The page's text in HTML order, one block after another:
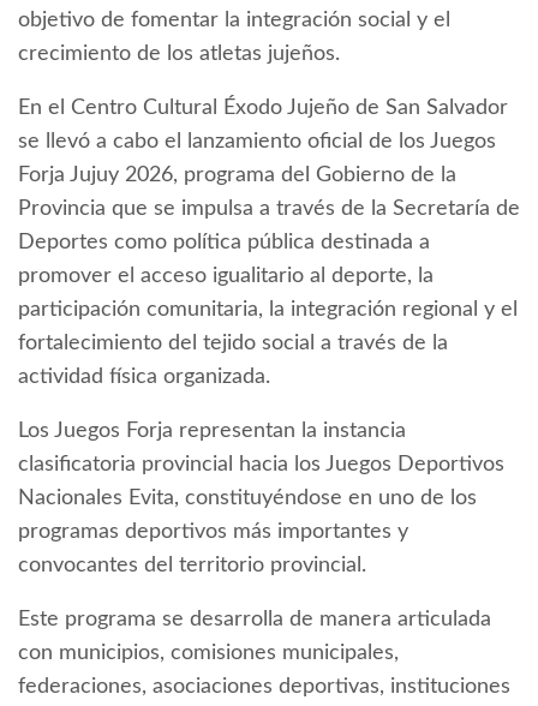
objetivo de fomentar la integración social y el
crecimiento de los atletas jujeños.
En el Centro Cultural Éxodo Jujeño de San Salvador
se llevó a cabo el lanzamiento oficial de los Juegos
Forja Jujuy 2026, programa del Gobierno de la
Provincia que se impulsa a través de la Secretaría de
Deportes como política pública destinada a
promover el acceso igualitario al deporte, la
participación comunitaria, la integración regional y el
fortalecimiento del tejido social a través de la
actividad física organizada.
Los Juegos Forja representan la instancia
clasificatoria provincial hacia los Juegos Deportivos
Nacionales Evita, constituyéndose en uno de los
programas deportivos más importantes y
convocantes del territorio provincial.
Este programa se desarrolla de manera articulada
con municipios, comisiones municipales,
federaciones, asociaciones deportivas, instituciones